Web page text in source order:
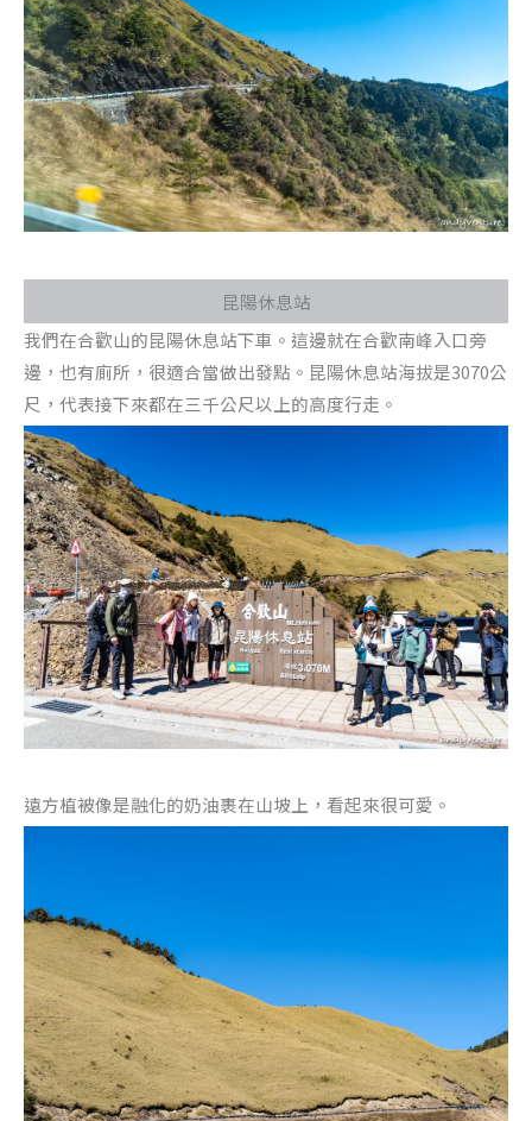
昆陽休息站
我們在合歡山的昆陽休息站下車。這邊就在合歡南峰入口旁
邊，也有廁所，很適合當做出發點。昆陽休息站海拔是3070公
尺，代表接下來都在三千公尺以上的高度行走。
遠方植被像是融化的奶油裹在山坡上，看起來很可愛。